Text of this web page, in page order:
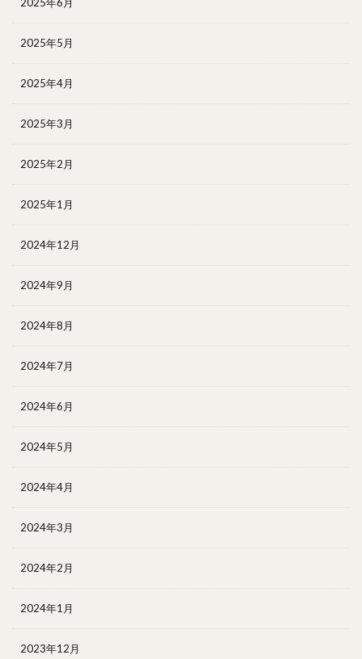
2025年5月
2025年4月
2025年3月
2025年2月
2025年1月
2024年12月
2024年9月
2024年8月
2024年7月
2024年6月
2024年5月
2024年4月
2024年3月
2024年2月
2024年1月
2023年12月